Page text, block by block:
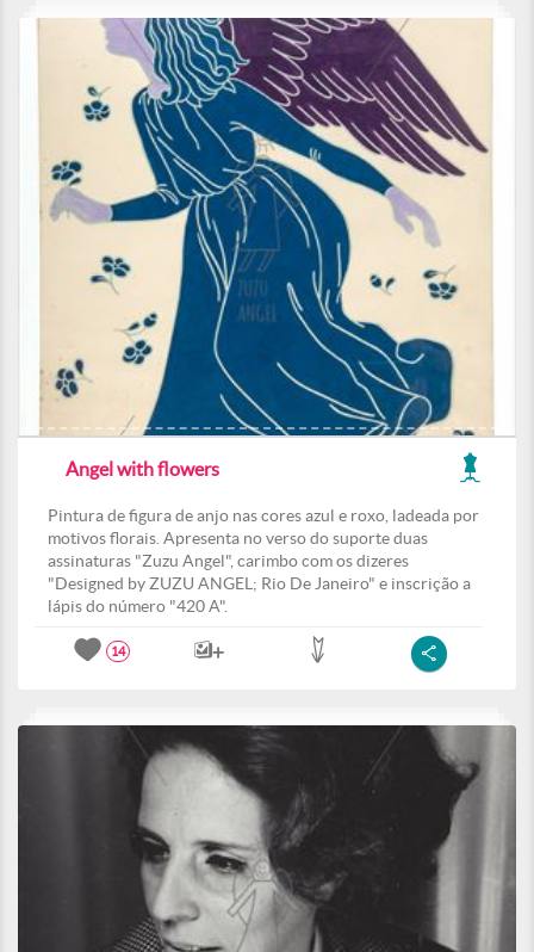
Angel with flowers
Pintura de figura de anjo nas cores azul e roxo, ladeada por
motivos florais. Apresenta no verso do suporte duas
assinaturas "Zuzu Angel", carimbo com os dizeres
"Designed by ZUZU ANGEL; Rio De Janeiro" e inscrição a
lápis do número "420 A".
14